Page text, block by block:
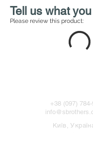
Tell us what
Please review this product:
+38 (097)
Київ,